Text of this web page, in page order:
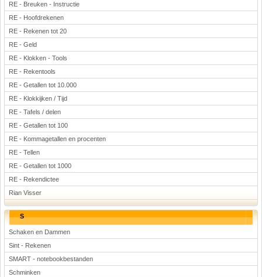
RE - Breuken - Instructie
RE - Hoofdrekenen
RE - Rekenen tot 20
RE - Geld
RE - Klokken - Tools
RE - Rekentools
RE - Getallen tot 10.000
RE - Klokkijken / Tijd
RE - Tafels / delen
RE - Getallen tot 100
RE - Kommagetallen en procenten
RE - Tellen
RE - Getallen tot 1000
RE - Rekendictee
Rian Visser
S
Schaken en Dammen
Sint - Rekenen
SMART - notebookbestanden
Schminken